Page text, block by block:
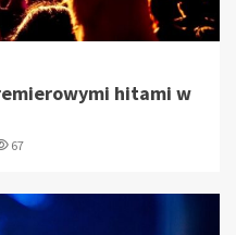
hitami w
67